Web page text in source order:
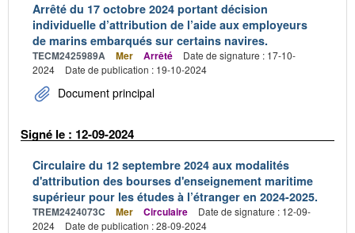
Arrêté du 17 octobre 2024 portant décision
individuelle d’attribution de l’aide aux employeurs
de marins embarqués sur certains navires.
TECM2425989A Mer Arrêté
Date de signature : 17-10-
2024
Date de publication : 19-10-2024
Document principal
Signé le : 12-09-2024
Circulaire du 12 septembre 2024 aux modalités
d'attribution des bourses d'enseignement maritime
supérieur pour les études à l’étranger en 2024-2025.
TREM2424073C Mer Circulaire
Date de signature : 12-09-
2024
Date de publication : 28-09-2024